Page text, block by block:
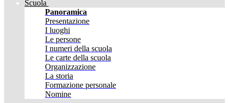
Scuola
Panoramica
Presentazione
I luoghi
Le persone
I numeri della scuola
Le carte della scuola
Organizzazione
La storia
Formazione personale
Nomine